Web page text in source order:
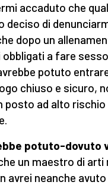
accaduto che
deciso di
dopo un
obbligati a fare
potuto
chiuso e sicuro,
posto ad alto
potuto-dovuto
un maestro di arti
avrei neanche